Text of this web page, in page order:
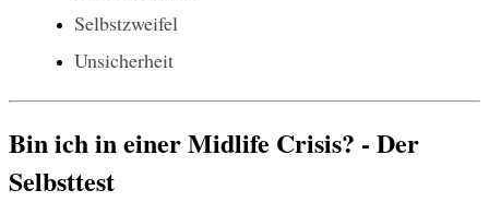
Selbstzweifel
Unsicherheit
Bin ich in einer Midlife Crisis? - Der
Selbsttest